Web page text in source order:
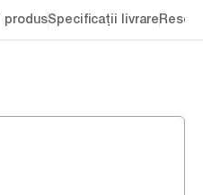
produsSpecificații livrare